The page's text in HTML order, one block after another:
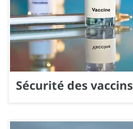
Sécurité des vaccins